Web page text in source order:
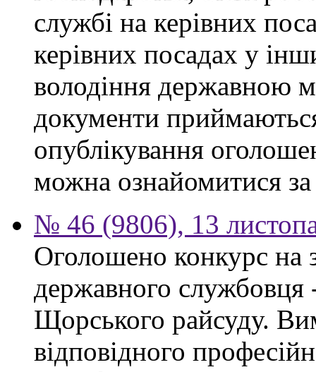
службі на керівних
керівних посадах у
володіння державною
документи
опублікування
можна ознайомитися
№ 46 (9806), 13
Оголошено конкурс на
державного службовця
Щорського райсуду.
відповідного